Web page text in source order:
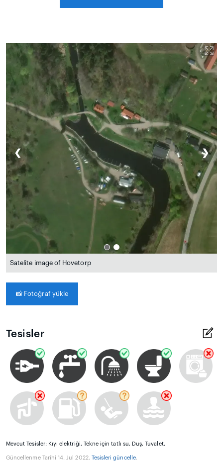
❮ ❯
Satelite image of Hovetorp
📸 Fotoğraf yükle
Tesisler
Mevcut Tesisler: Kıyı elektriği, Tekne için tatlı su, Duş, Tuvalet.
Güncellenme Tarihi 14. Jul 2022. Tesisleri güncelle.